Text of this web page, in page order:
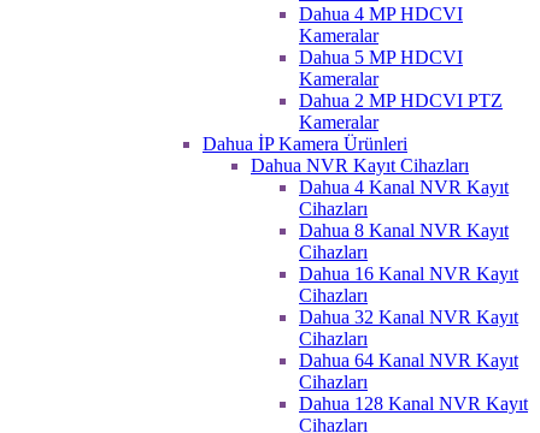
Dahua 4 MP HDCVI
Kameralar
Dahua 5 MP HDCVI
Kameralar
Dahua 2 MP HDCVI PTZ
Kameralar
Dahua İP Kamera Ürünleri
Dahua NVR Kayıt Cihazları
Dahua 4 Kanal NVR Kayıt
Cihazları
Dahua 8 Kanal NVR Kayıt
Cihazları
Dahua 16 Kanal NVR Kayıt
Cihazları
Dahua 32 Kanal NVR Kayıt
Cihazları
Dahua 64 Kanal NVR Kayıt
Cihazları
Dahua 128 Kanal NVR Kayıt
Cihazları